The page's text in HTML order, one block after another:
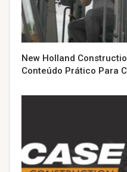
New Holland
Conteúdo Prático Para